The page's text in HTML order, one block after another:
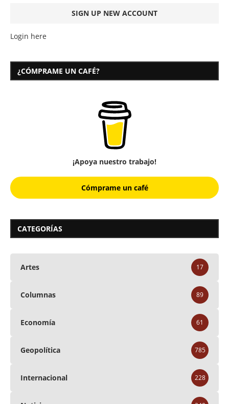
Login here
¿CÓMPRAME UN CAFÉ?
¡Apoya nuestro trabajo!
Cómprame un café
CATEGORÍAS
Artes 17
Columnas 89
Economía 61
Geopolítica 785
Internacional 228